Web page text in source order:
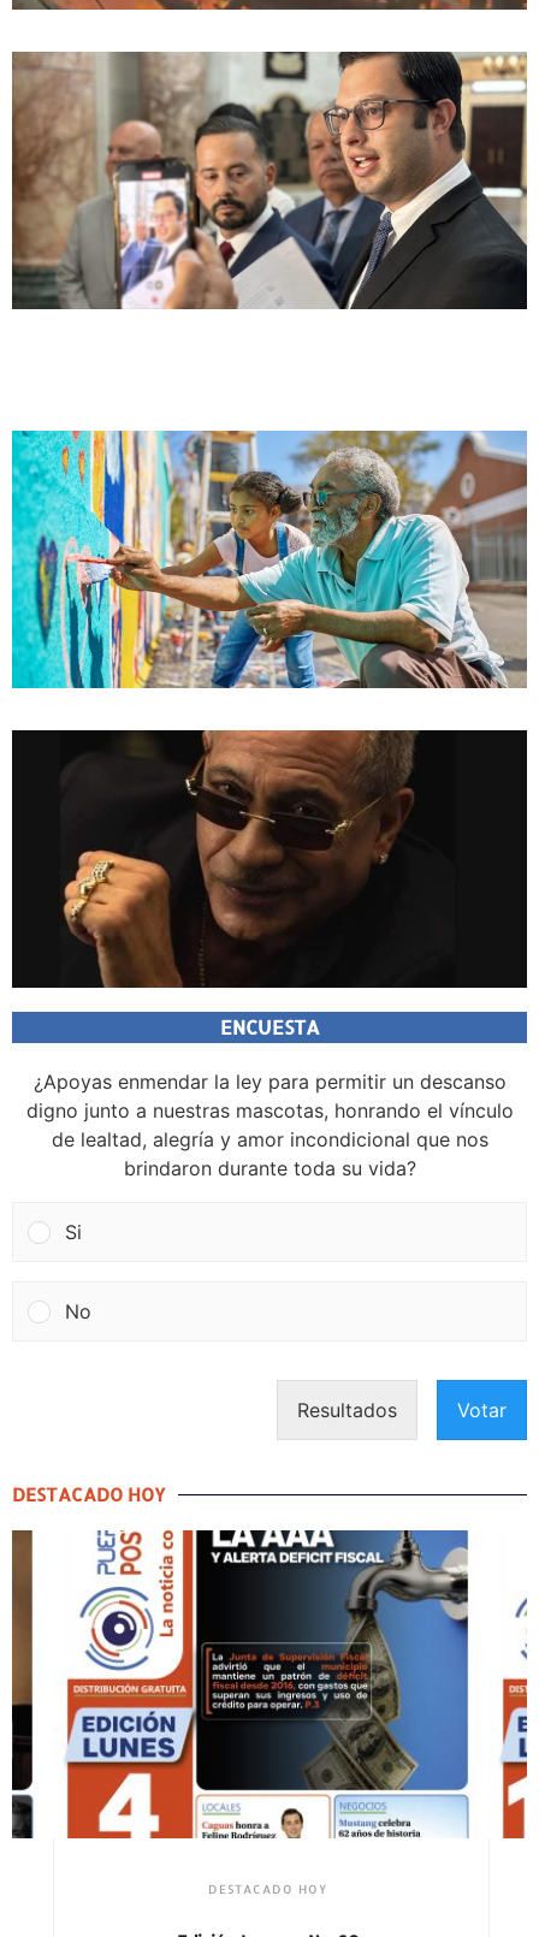
ENCUESTA
¿Apoyas enmendar la ley para permitir un descanso
digno junto a nuestras mascotas, honrando el vínculo
de lealtad, alegría y amor incondicional que nos
brindaron durante toda su vida?
Si
No
Resultados Votar
DESTACADO HOY
DESTACADO HOY